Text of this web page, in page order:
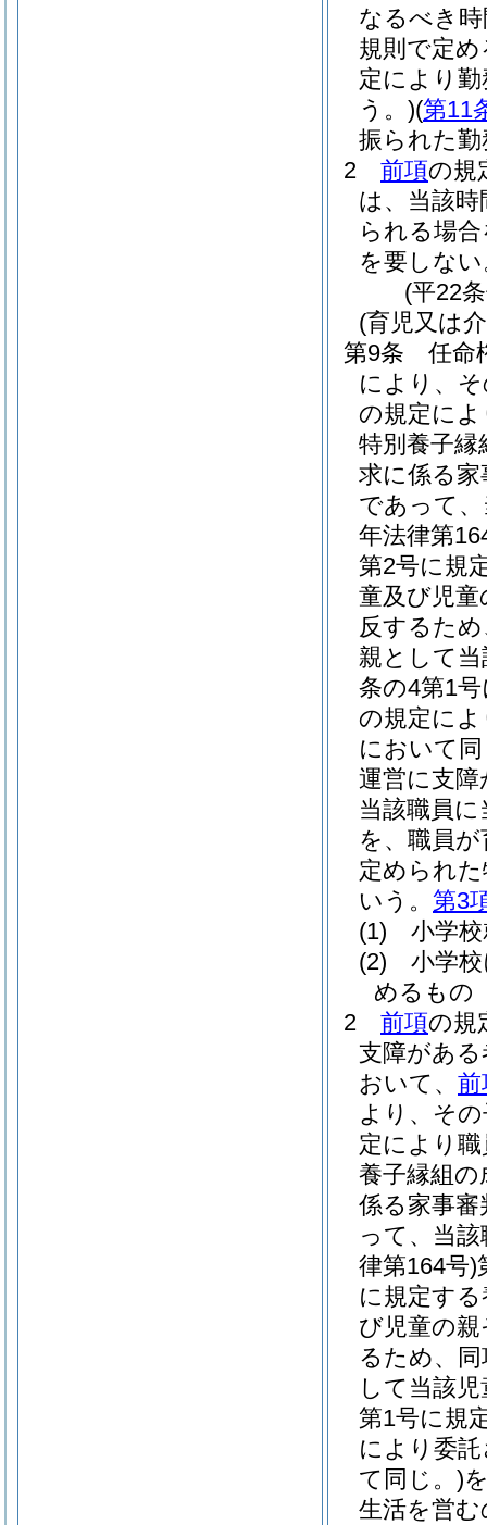
なるべき
規則で定
定により
う。)(第11
振られた
2
前項の規
は、当該
られる場
を要しな
(平22
(育児又は
第9条
任命
により、
の規定に
特別養子
求に係る
であって
年法律第
第2号に規
童及び児
反するた
親として
条の4第1
の規定に
において
運営に支
当該職員
を、職員
定められ
いう。 第3
(1)
小学
(2)
小学
めるもの
2
前項の規
支障があ
おいて、 前
より、そ
定により
養子縁組
係る家事
って、当
律第164号)
に規定す
び児童の
るため、
して当該
第1号に規
により委
て同じ。)
生活を営